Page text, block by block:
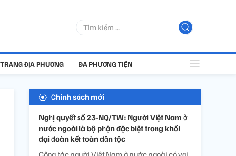
TRANG ĐỊA PHƯƠNG ĐA PHƯƠNG TIỆN
Chính sách mới
Nghị quyết số 23-NQ/TW: Người Việt Nam ở
nước ngoài là bộ phận đặc biệt trong khối
đại đoàn kết toàn dân tộc
Công tác người Việt Nam ở nước ngoài có vai